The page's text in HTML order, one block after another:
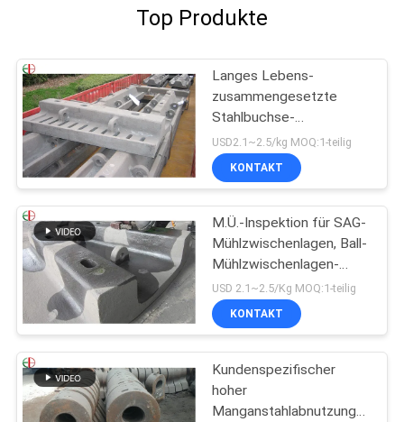
Top Produkte
Langes Lebens-
zusammengesetzte
Stahlbuchse-
Gummizwischenlage für
SAG-Mühlball-Mühlen
EB862
USD2.1~2.5/kg MOQ:1-teilig
KONTAKT
M.Ü.-Inspektion für SAG-
Mühlzwischenlagen, Ball-
Mühlzwischenlagen-
Ersatz
USD 2.1~2.5/Kg MOQ:1-teilig
KONTAKT
Kundenspezifischer
hoher
Manganstahlabnutzungs-